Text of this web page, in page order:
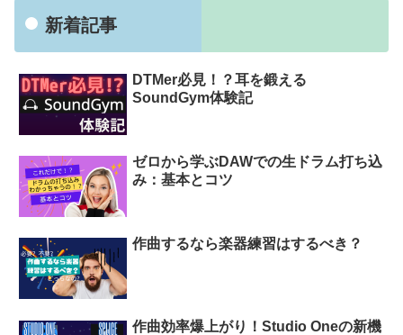
新着記事
DTMer必見！？耳を鍛える
SoundGym体験記
ゼロから学ぶDAWでの生ドラム打ち込
み：基本とコツ
作曲するなら楽器練習はするべき？
作曲効率爆上がり！Studio Oneの新機